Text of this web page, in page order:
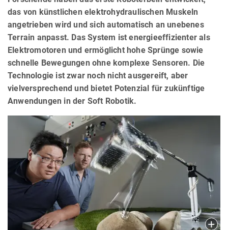
das von künstlichen elektrohydraulischen Muskeln
angetrieben wird und sich automatisch an unebenes
Terrain anpasst. Das System ist energieeffizienter als
Elektromotoren und ermöglicht hohe Sprünge sowie
schnelle Bewegungen ohne komplexe Sensoren. Die
Technologie ist zwar noch nicht ausgereift, aber
vielversprechend und bietet Potenzial für zukünftige
Anwendungen in der Soft Robotik.